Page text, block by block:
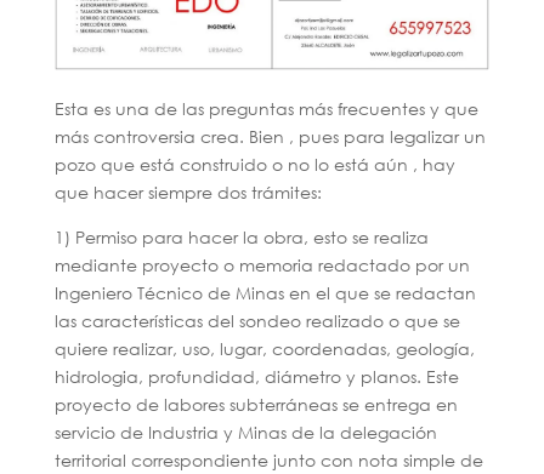
Esta es una de las preguntas más frecuentes y que
más controversia crea. Bien , pues para legalizar un
pozo que está construido o no lo está aún , hay
que hacer siempre dos trámites:
1) Permiso para hacer la obra, esto se realiza
mediante proyecto o memoria redactado por un
Ingeniero Técnico de Minas en el que se redactan
las características del sondeo realizado o que se
quiere realizar, uso, lugar, coordenadas, geología,
hidrologia, profundidad, diámetro y planos. Este
proyecto de labores subterráneas se entrega en
servicio de Industria y Minas de la delegación
territorial correspondiente junto con nota simple de